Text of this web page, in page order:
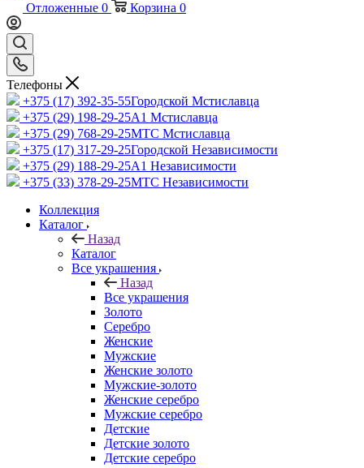
Отложенные 0 Корзина 0
Телефоны
+375 (17) 392-35-55Городской Мстиславца
+375 (29) 198-29-25A1 Мстиславца
+375 (29) 768-29-25МТС Мстиславца
+375 (17) 317-29-25Городской Независимости
+375 (29) 188-29-25A1 Независимости
+375 (33) 378-29-25МТС Независимости
Коллекция
Каталог
Назад
Каталог
Все украшения
Назад
Все украшения
Золото
Серебро
Женские
Мужские
Женские золото
Мужские-золото
Женские серебро
Мужские серебро
Детские
Детские золото
Детские серебро